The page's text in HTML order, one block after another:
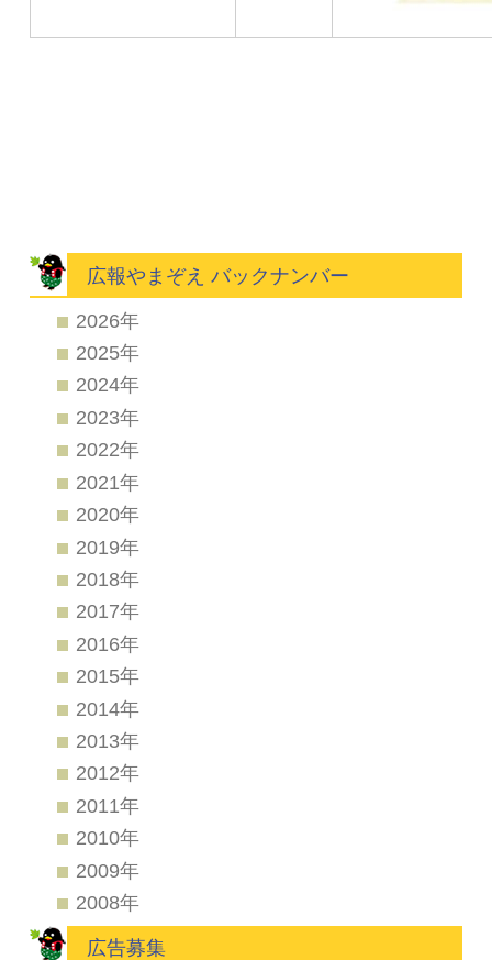
広報やまぞえ バックナンバー
2026年
2025年
2024年
2023年
2022年
2021年
2020年
2019年
2018年
2017年
2016年
2015年
2014年
2013年
2012年
2011年
2010年
2009年
2008年
広告募集